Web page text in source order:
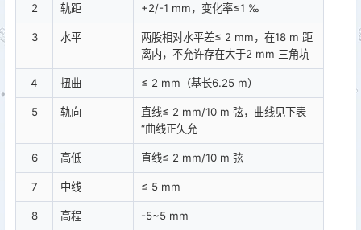
2 轨距 +2/-1 mm，变化率≤1 ‰
3 水平
两股相对水平差≤ 2 mm，在18 m 距
离内，不允许存在大于2 mm 三角坑
4 扭曲 ≤ 2 mm（基长6.25 m）
5 轨向
直线≤ 2 mm/10 m 弦，曲线见下表
“曲线正矢允
6 高低 直线≤ 2 mm/10 m 弦
7 中线 ≤ 5 mm
8 高程 -5~5 mm